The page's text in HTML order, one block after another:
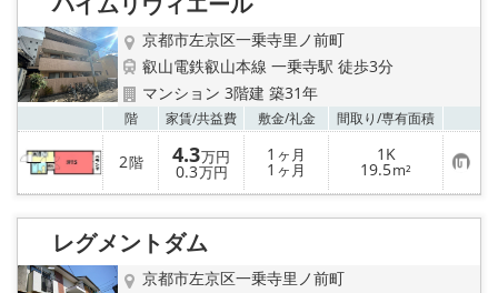
特選物件
ハウスメーカー施工特集！
路線·駅から探す
IT重説について
スタッフ紹介
京都市左京区一乗寺里ノ前町
叡山電鉄叡山本線 一乗寺駅 徒歩3分
マンション 3階建 築31年
階 家賃/共益費 敷金/礼金 間取り/専有面積
2階 4.3万円
0.3万円
1 ヶ月
1 ヶ月
1K
19.5m² お
気
に
入
レグメントダム
京都市左京区一乗寺里ノ前町